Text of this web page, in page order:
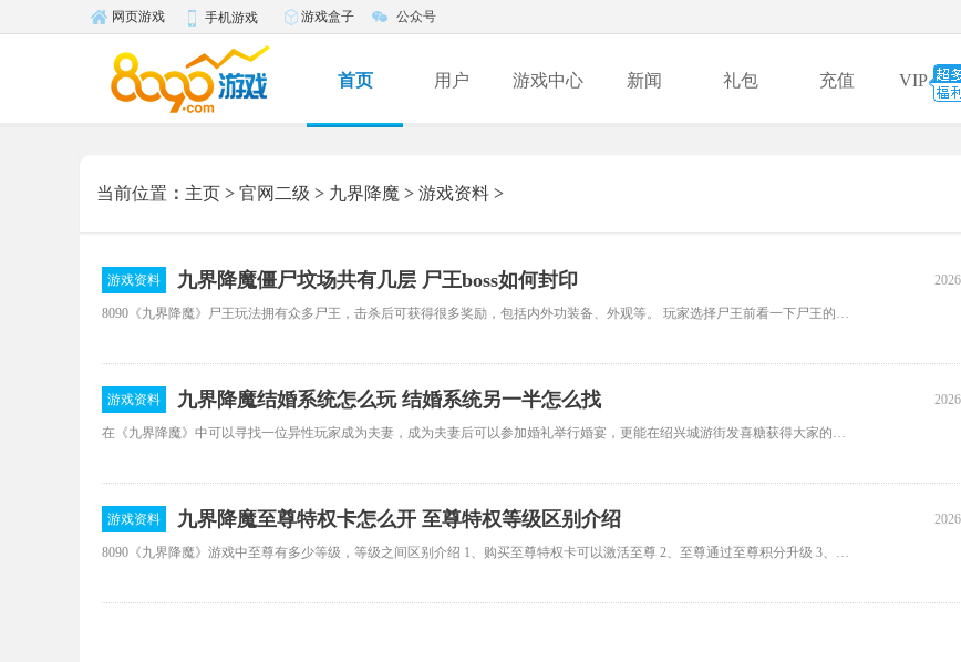
网页游戏 手机游戏 游戏盒子 公众号
首页 用户 游戏中心 新闻 礼包 充值 VIP
当前位置 ： 主页 > 官网二级 > 九界降魔 > 游戏资料 >
游戏资料 九界降魔僵尸坟场共有几层 尸王boss如何封印
8090《九界降魔》尸王玩法拥有众多尸王，击杀后可获得很多奖励，包括内外功装备、外观等。 玩家选择尸王前看一下尸王的推荐战力
游戏资料 九界降魔结婚系统怎么玩 结婚系统另一半怎么找
在《九界降魔》中可以寻找一位异性玩家成为夫妻，成为夫妻后可以参加婚礼举行婚宴，更能在绍兴城游街发喜糖获得大家的祝福，谁会
游戏资料 九界降魔至尊特权卡怎么开 至尊特权等级区别介绍
8090《九界降魔》游戏中至尊有多少等级，等级之间区别介绍 1、购买至尊特权卡可以激活至尊 2、至尊通过至尊积分升级 3、至尊积分